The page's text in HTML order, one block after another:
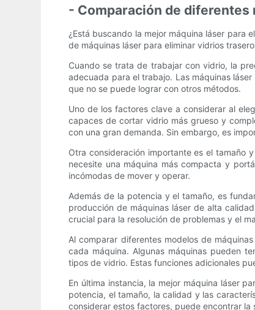
- Comparación de
¿Está buscando la mejor máquina láser para
de máquinas láser para eliminar vidrios
Cuando se trata de trabajar con vidrio, la
adecuada para el trabajo. Las máquinas
que no se puede lograr con otros métodos.
Uno de los factores clave a considerar al
capaces de cortar vidrio más grueso y
con una gran demanda. Sin embargo, es
Otra consideración importante es el tamaño
necesite una máquina más compacta y
incómodas de mover y operar.
Además de la potencia y el tamaño, es
producción de máquinas láser de alta
crucial para la resolución de problemas y el
Al comparar diferentes modelos de
cada máquina. Algunas máquinas pueden
tipos de vidrio. Estas funciones adicionales
En última instancia, la mejor máquina láser
potencia, el tamaño, la calidad y las
considerar estos factores, puede encontrar